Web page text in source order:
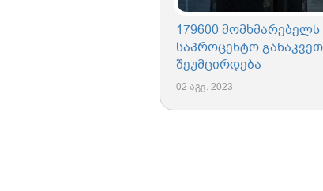
179600 მომხმარებელს
საპროცენტო
შეუმცირდება
02 აგვ. 2023